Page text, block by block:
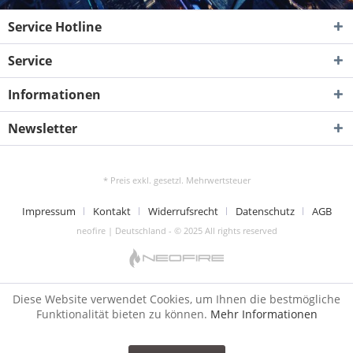
Service Hotline
Service
Informationen
Newsletter
* Preis exkl. gesetzl. Mehrwertsteuer
Impressum Kontakt Widerrufsrecht Datenschutz AGB
neofire | Deutschland - © 2025 All rights reserved
Diese Website verwendet Cookies, um Ihnen die bestmögliche
Funktionalität bieten zu können. Mehr Informationen